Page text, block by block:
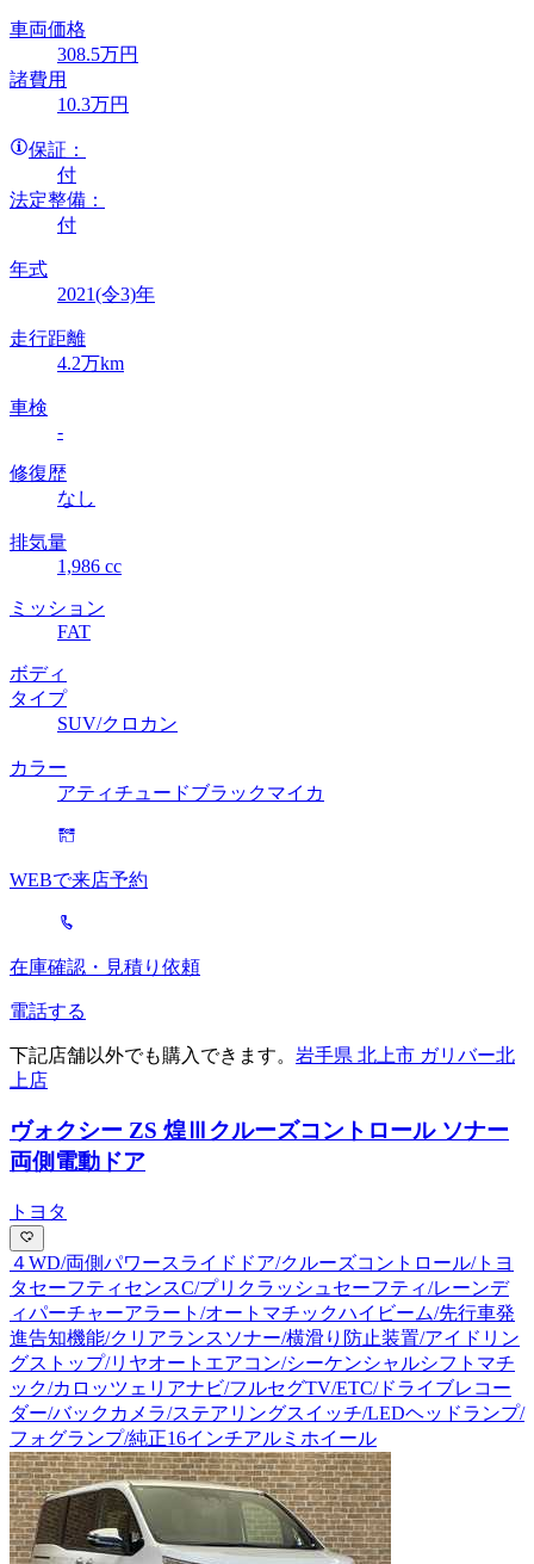
車両価格
308.5万円
諸費用
10.3万円
保証：
付
法定整備：
付
年式
2021(令3)年
走行距離
4.2万km
車検
-
修復歴
なし
排気量
1,986 cc
ミッション
FAT
ボディ
タイプ
SUV/クロカン
カラー
アティチュードブラックマイカ
WEBで来店予約
在庫確認・見積り依頼
電話する
下記店舗以外でも購入できます。 岩手県 北上市 ガリバー北
上店
ヴォクシー ZS 煌Ⅲ クルーズコントロール ソナー
両側電動ドア
トヨタ
４WD/両側パワースライドドア/クルーズコントロール/トヨ
タセーフティセンスC/プリクラッシュセーフティ/レーンデ
ィパーチャーアラート/オートマチックハイビーム/先行車発
進告知機能/クリアランスソナー/横滑り防止装置/アイドリン
グストップ/リヤオートエアコン/シーケンシャルシフトマチ
ック/カロッツェリアナビ/フルセグTV/ETC/ドライブレコー
ダー/バックカメラ/ステアリングスイッチ/LEDヘッドランプ/
フォグランプ/純正16インチアルミホイール